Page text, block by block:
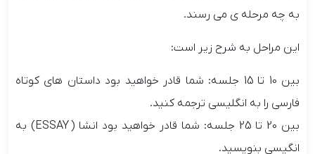
به چه مرحله ی می رسند.
این مراحل به شرح زیر است:
بین 10 تا 15 جلسه: شما قادر خواهید بود داستان های کوتاه
فارسی را به انگلیسی ترجمه کنید.
بین 20 تا 25 جلسه: شما قادر خواهید بود انشا (
ESSAY) به
انگیسی بنویسید.